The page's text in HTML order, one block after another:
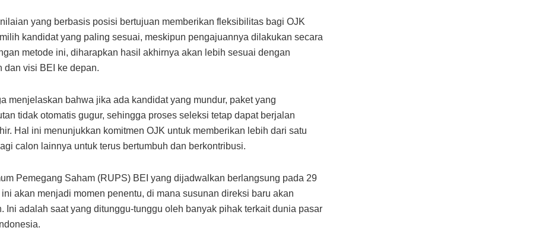
yang berbasis posisi bertujuan memberikan fleksibilitas bagi OJK
kandidat yang paling sesuai, meskipun pengajuannya dilakukan secara
metode ini, diharapkan hasil akhirnya akan lebih sesuai dengan
dan visi BEI ke depan.
menjelaskan bahwa jika ada kandidat yang mundur, paket yang
tidak otomatis gugur, sehingga proses seleksi tetap dapat berjalan
Hal ini menunjukkan komitmen OJK untuk memberikan lebih dari satu
calon lainnya untuk terus bertumbuh dan berkontribusi.
Pemegang Saham (RUPS) BEI yang dijadwalkan berlangsung pada 29
akan menjadi momen penentu, di mana susunan direksi baru akan
Ini adalah saat yang ditunggu-tunggu oleh banyak pihak terkait dunia pasar